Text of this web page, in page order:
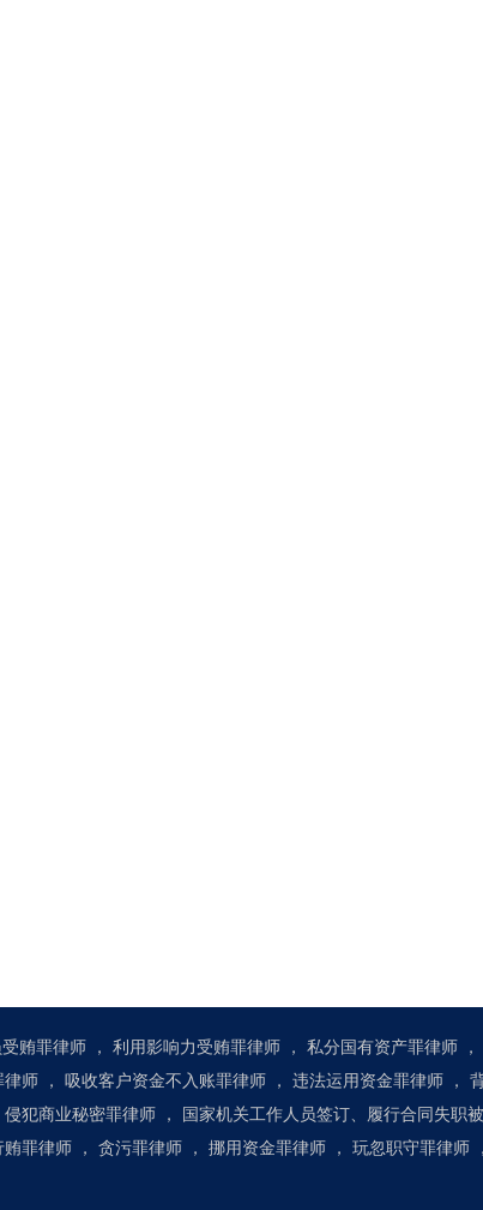
贿罪律师 ， 利用影响力受贿罪律师 ， 私分国有资产罪律师 ，
律师 ， 吸收客户资金不入账罪律师 ， 违法运用资金罪律师 ，
侵犯商业秘密罪律师 ， 国家机关工作人员签订、履行合同失职
贿罪律师 ， 贪污罪律师 ， 挪用资金罪律师 ， 玩忽职守罪律师 ，